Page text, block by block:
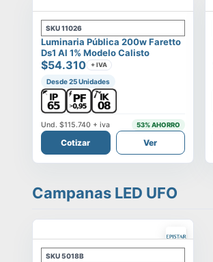
SKU11026
Luminaria Pública 200w Faretto
Ds1 Al 1% Modelo Calisto
$54.310 + IVA
Desde 25 Unidades
Und.$115.740 + iva 53% AHORRO
Cotizar Ver
Campanas LED UFO
SKU5018B